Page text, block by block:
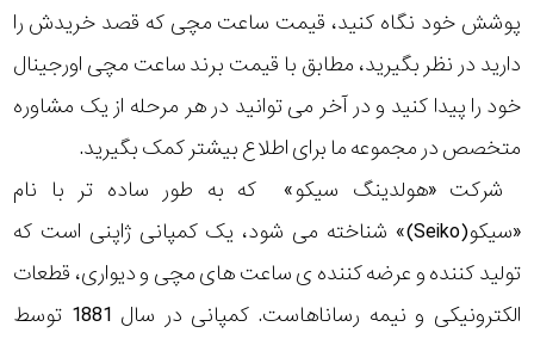
پوشش خود نگاه کنید، قیمت ساعت مچی که قصد خریدش را
دارید در نظر بگیرید، مطابق با قیمت برند ساعت مچی اورجینال
خود را پیدا کنید و در آخر می توانید در هر مرحله از یک مشاوره
متخصص در مجموعه ما برای اطلاع بیشتر کمک بگیرید.
شرکت «هولدینگ سیکو» که به طور ساده تر با نام
«سیکو(Seiko)» شناخته می شود، یک کمپانی ژاپنی است که
تولید کننده و عرضه کننده ی ساعت های مچی و دیواری، قطعات
الکترونیکی و نیمه رساناهاست. کمپانی در سال 1881 توسط